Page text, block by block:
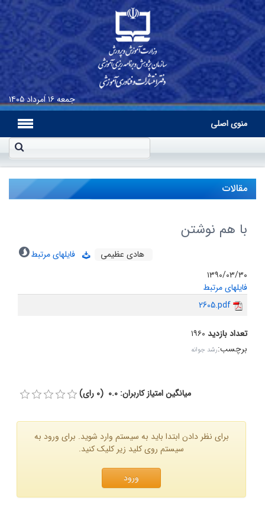
جمعه۱۶ اَمرداد ۱۴۰۵
منوی اصلی
مقالات
با هم نوشتن
هادى عظیمى
فایلهای مرتبط
۱۳۹۰/۰۳/۳۰
فایلهای مرتبط
2605.pdf
تعداد بازدید ۱۹۶۰
برچسب:رشد جوانه
میانگین امتیاز کاربران: 0.0 (0 رای)
برای نظر دادن ابتدا باید به سیستم وارد شوید. برای ورود به
سیستم روی کلید زیر کلیک کنید.
ورود